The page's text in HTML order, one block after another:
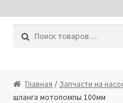
Витрина
Запчасти на
Искать:
Главная / Запчасти на
шланга мотопомпы 100мм